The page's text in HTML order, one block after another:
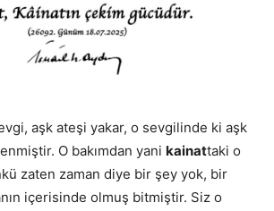
aşk ateşi yakar, o sevgilinde ki aşk
O bakımdan yani kainattaki o
zaten zaman diye bir şey yok, bir
içerisinde olmuş bitmiştir. Siz o